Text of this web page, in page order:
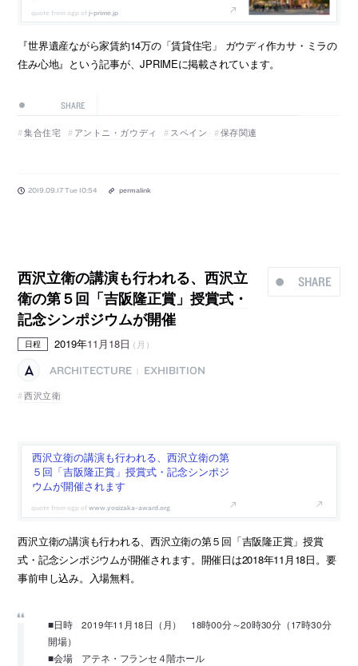
j-prime.jp
『世界遺産ながら家賃約14万の「賃貸住宅」 ガウディ作カサ・ミラの
住み心地』という記事が、JPRIMEに掲載されています。
SHARE
集合住宅 アントニ・ガウディ スペイン 保存関連
2019.09.17 Tue 10:54 permalink
SHARE
西沢立衛の講演も行われる、西沢立
衛の第５回「吉阪隆正賞」授賞式・
記念シンポジウムが開催
日程 2019年11月18日（月）
ARCHITECTURE
EXHIBITION
西沢立衛
西沢立衛の講演も行われる、西沢立衛の第
５回「吉阪隆正賞」授賞式・記念シンポジ
ウムが開催されます
www.yosizaka-award.org
西沢立衛の講演も行われる、西沢立衛の第５回「吉阪隆正賞」授賞
式・記念シンポジウムが開催されます。開催日は2018年11月18日。要
事前申し込み。入場無料。
■日時 2019年11月18日（月） 18時00分～20時30分（17時30分
開場）
■会場 アテネ・フランセ４階ホール